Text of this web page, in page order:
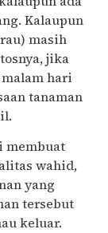
Kalaupun
masih
jika
hari
tanaman
membuat
wahid,
yang
tersebut
keluar.